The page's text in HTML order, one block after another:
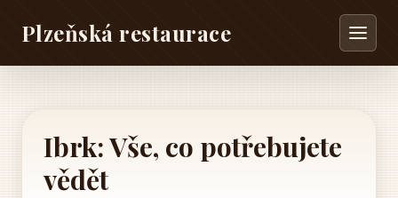
Plzeňská restaurace
Ibrk: Vše, co potřebujete
vědět